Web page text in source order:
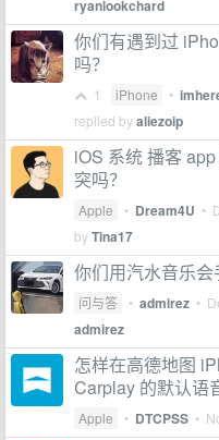
ryanlookchard
你们有遇到过
吗？
1 iPhone •
replied byaliezoip
iOS 系统 播客
突吗？
Apple • Dream4U •
byTina17
你们用汽水音乐会
问与答 • admirez •
admirez
怎样在高德地图
Carplay 的默认语
Apple • DTCPSS •